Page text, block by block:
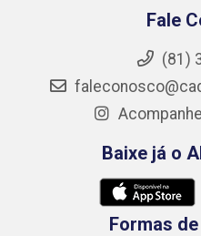
Fale
(81)
Baixe já o
Formas